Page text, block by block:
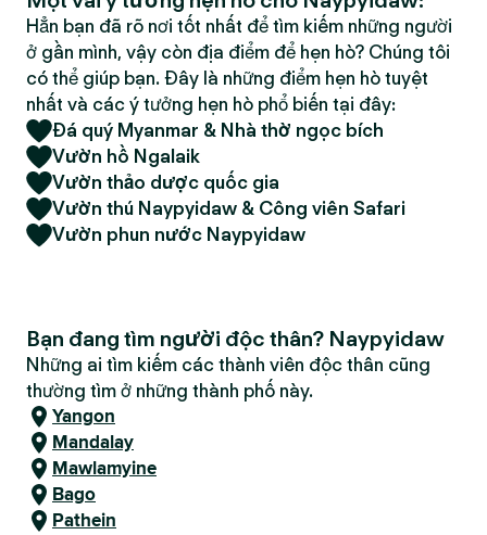
Hẳn bạn đã rõ nơi tốt nhất để tìm kiếm những người
ở gần mình, vậy còn địa điểm để hẹn hò? Chúng tôi
có thể giúp bạn. Đây là những điểm hẹn hò tuyệt
nhất và các ý tưởng hẹn hò phổ biến tại đây:
Đá quý Myanmar & Nhà thờ ngọc bích
Vườn hồ Ngalaik
Vườn thảo dược quốc gia
Vườn thú Naypyidaw & Công viên Safari
Vườn phun nước Naypyidaw
Bạn đang tìm người độc thân? Naypyidaw
Những ai tìm kiếm các thành viên độc thân cũng
thường tìm ở những thành phố này.
Yangon
Mandalay
Mawlamyine
Bago
Pathein